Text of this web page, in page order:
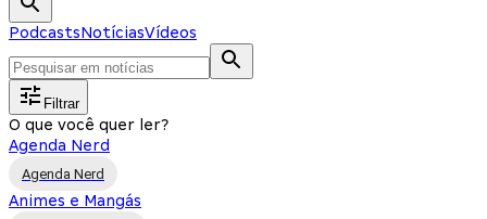
PodcastsNotíciasVídeos
Filtrar
O que você quer ler?
Agenda Nerd
Agenda Nerd
Animes e Mangás